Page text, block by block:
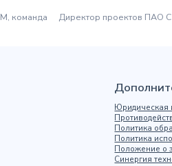
команда
Директор проектов ПАО
Политика
Политика
Положение о
Синергия